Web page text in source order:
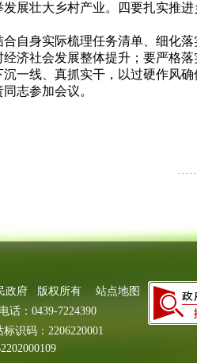
展壮大乡村产业。四要扎实推
身实际梳理任务清单、细化落
济社会发展整体提升；要严格
线、真抓实干，以过硬作风确
志参加会议。
政府 版权所有
站点地图
：0439-7224390
识码：2206220001